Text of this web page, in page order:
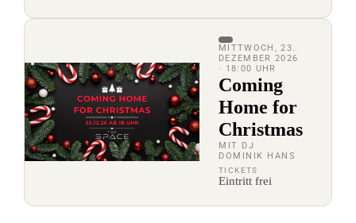
MITTWOCH, 23.
DEZEMBER 2026
· 18:00 UHR
Coming
Home for
Christmas
MIT DJ
DOMINIK HANS
TICKETS
Eintritt frei